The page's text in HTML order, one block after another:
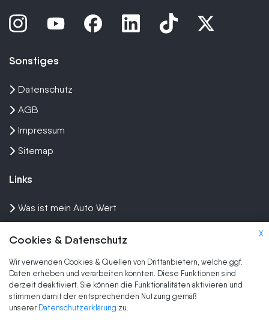
X
Cookies & Datenschutz
Wir verwenden Cookies & Quellen von Drittanbietern, welche ggf.
Daten erheben und verarbeiten könnten. Diese Funktionen sind
derzeit deaktiviert. Sie können die Funktionalitäten aktivieren und
stimmen damit der entsprechenden Nutzung gemäß
unserer Datenschutzerklärung zu.
Sonstiges
Datenschutz
AGB
Impressum
Sitemap
Links
Was ist mein Auto Wert
Wir kaufen dein Auto
Marken